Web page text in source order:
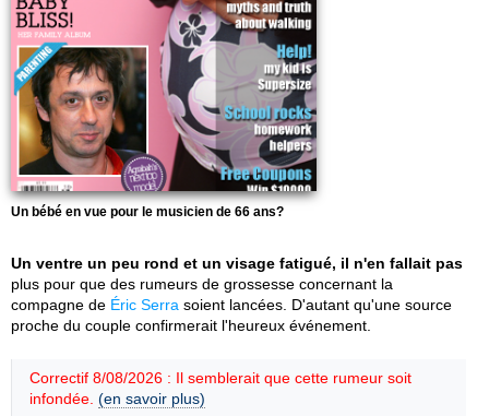
Un bébé en vue pour le musicien de 66 ans?
Un ventre un peu rond et un visage fatigué, il n'en fallait pas
plus pour que des rumeurs de grossesse concernant la
compagne de Éric Serra soient lancées. D'autant qu'une source
proche du couple confirmerait l'heureux événement.
Correctif 8/08/2026 : Il semblerait que cette rumeur soit
infondée. (en savoir plus)